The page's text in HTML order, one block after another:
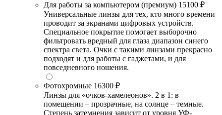
Для работы за компьютером (премиум) 15100 ₽
Универсальные линзы для тех, кто много времени
проводит за экранами цифровых устройств.
Специальное покрытие помогает выборочно
фильтровать вредный для глаза диапазон синего
спектра света. Очки с такими линзами прекрасно
подходят и для работы с гаджетами, и для
повседневного ношения.
Фотохромные 16300 ₽
Линзы для «очков-хамелеонов». 2 в 1: в
помещении – прозрачные, на солнце – темные.
Степень затемнения зависит от уровня УФ-